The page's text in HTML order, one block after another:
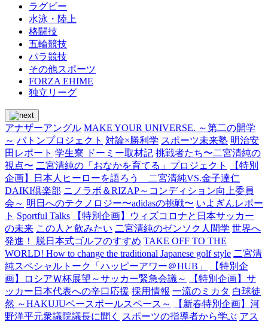
ラグビー
水泳・陸上
格闘技
五輪競技
パラ競技
その他スポーツ
FORZA EHIME
独立リーグ
アナザーアングル MAKE YOUR UNIVERSE. ～第二の開学
～ バトンプロジェクト 対論×勝利学 スポーツ未来塾 明治安
田レポート 学生寮 ドーミー取材記 挑戦者たち〜二宮清純の
視点〜 二宮清純の「おなかを育てる」プロジェクト
【特別
企画】日本人ヒーローを語ろう 二宮清純VS.金子達仁
DAIKI倶楽部 ニノラボ＆RIZAP～コンディション向上委員
会～ 明日へのテクノロジー〜adidasの挑戦〜 いよぎんレポー
ト Sportful Talks
【特別企画】ウィズコロナと日本サッカー
の未来 この人と飲みたい 二宮清純のゼンソク人間学 世界へ
発進！ 脱日本式ゴルフのすすめ TAKE OFF TO THE
WORLD! How to change the traditional Japanese golf style 二宮清
純スペシャルトーク「ハッピーアワー＠HUB」
【特別企
画】ロシアＷ杯展望～サッカー緊急会議～
【特別企画】サ
ッカー日本代表への辛口応援 採用情報 一流のミカタ 白球徒
然 ～HAKUJUベースボールスペース～
【新春特別企画】河
野洋平元衆議院議長に聞く
スポーツの指導者から学ぶ アス